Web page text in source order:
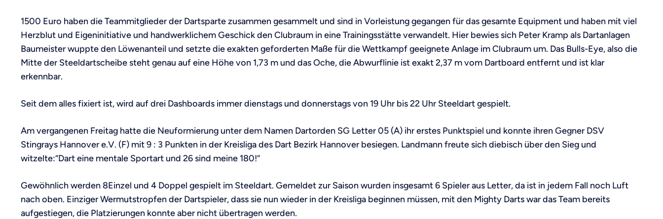
1500 Euro haben die Teammitglieder der Dartsparte zusammen gesammelt und sind in Vorleistung gegangen für das gesamte Equipment und haben mit viel
Herzblut und Eigeninitiative und handwerklichem Geschick den Clubraum in eine Trainingsstätte verwandelt. Hier bewies sich Peter Kramp als Dartanlagen
Baumeister wuppte den Löwenanteil und setzte die exakten geforderten Maße für die Wettkampf geeignete Anlage im Clubraum um. Das Bulls-Eye, also die
Mitte der Steeldartscheibe steht genau auf eine Höhe von 1,73 m und das Oche, die Abwurflinie ist exakt 2,37 m vom Dartboard entfernt und ist klar
erkennbar.
Seit dem alles fixiert ist, wird auf drei Dashboards immer dienstags und donnerstags von 19 Uhr bis 22 Uhr Steeldart gespielt.
Am vergangenen Freitag hatte die Neuformierung unter dem Namen Dartorden SG Letter 05 (A) ihr erstes Punktspiel und konnte ihren Gegner DSV
Stingrays Hannover e.V. (F) mit 9 : 3 Punkten in der Kreisliga des Dart Bezirk Hannover besiegen. Landmann freute sich diebisch über den Sieg und
witzelte:“Dart eine mentale Sportart und 26 sind meine 180!“
Gewöhnlich werden 8Einzel und 4 Doppel gespielt im Steeldart. Gemeldet zur Saison wurden insgesamt 6 Spieler aus Letter, da ist in jedem Fall noch Luft
nach oben. Einziger Wermutstropfen der Dartspieler, dass sie nun wieder in der Kreisliga beginnen müssen, mit den Mighty Darts war das Team bereits
aufgestiegen, die Platzierungen konnte aber nicht übertragen werden.